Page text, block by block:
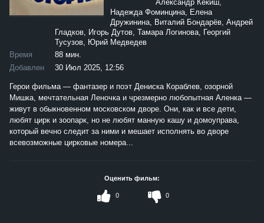
Александр Кекиш,
Надежда Фоминцина, Елена
Дружинина, Виталий Бондарёв, Андрей
Гладков, Игорь Дутов, Тамара Логинова, Георгий
Тусузов, Юрий Медведев
Время
88 мин.
Добавлен
30 Июл 2025, 12:56
Герои фильма — фантазер и поэт Дениска Кораблев, озорной
Мишка, мечтательная Леночка и чрезмерно любопытная Аленка —
живут в обыкновенном московском дворе. Они, как и все дети,
любят цирк и зоопарк, но не любят манную кашу и домоуправа,
который вечно следит за ними и мешает исполнять во дворе
всевозможные цирковые номера...
Оценить фильм:
0 0